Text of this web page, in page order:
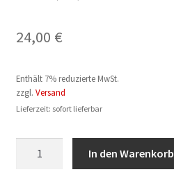
24,00 €
Enthält 7% reduzierte MwSt.
zzgl. Versand
Lieferzeit: sofort lieferbar
In den Warenkorb